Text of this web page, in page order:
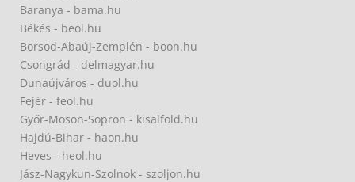
Baranya - bama.hu
Békés - beol.hu
Borsod-Abaúj-Zemplén - boon.hu
Csongrád - delmagyar.hu
Dunaújváros - duol.hu
Fejér - feol.hu
Győr-Moson-Sopron - kisalfold.hu
Hajdú-Bihar - haon.hu
Heves - heol.hu
Jász-Nagykun-Szolnok - szoljon.hu